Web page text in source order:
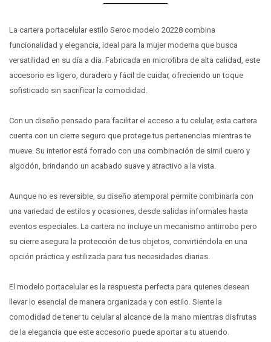
La cartera portacelular estilo Seroc modelo 20228 combina
funcionalidad y elegancia, ideal para la mujer moderna que busca
versatilidad en su día a día. Fabricada en microfibra de alta calidad, este
accesorio es ligero, duradero y fácil de cuidar, ofreciendo un toque
sofisticado sin sacrificar la comodidad.
Con un diseño pensado para facilitar el acceso a tu celular, esta cartera
cuenta con un cierre seguro que protege tus pertenencias mientras te
mueve. Su interior está forrado con una combinación de simil cuero y
algodón, brindando un acabado suave y atractivo a la vista.
Aunque no es reversible, su diseño atemporal permite combinarla con
una variedad de estilos y ocasiones, desde salidas informales hasta
eventos especiales. La cartera no incluye un mecanismo antirrobo pero
su cierre asegura la protección de tus objetos, convirtiéndola en una
opción práctica y estilizada para tus necesidades diarias.
El modelo portacelular es la respuesta perfecta para quienes desean
llevar lo esencial de manera organizada y con estilo. Siente la
comodidad de tener tu celular al alcance de la mano mientras disfrutas
de la elegancia que este accesorio puede aportar a tu atuendo.